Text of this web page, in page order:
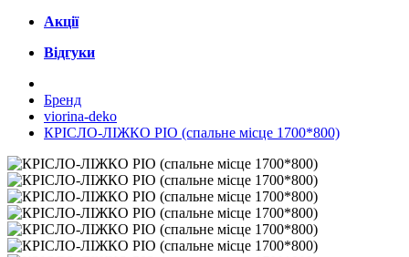
Акції
Відгуки
Бренд
viorina-deko
КРІСЛО-ЛІЖКО РІО (спальне місце 1700*800)